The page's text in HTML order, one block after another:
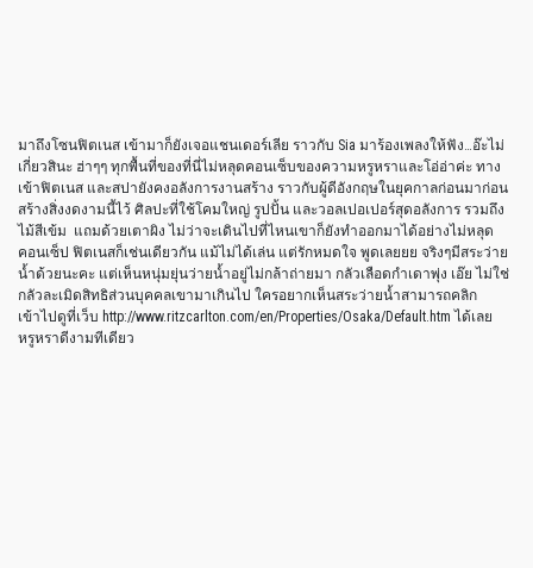
มาถึงโซนฟิตเนส เข้ามาก็ยังเจอแชนเดอร์เลีย ราวกับ Sia มาร้องเพลงให้ฟัง…อ๊ะไม่
เกี่ยวสินะ ฮ่าๆๆ ทุกพื้นที่ของที่นี่ไม่หลุดคอนเซ็บของความหรูหราและโอ่อ่าค่ะ ทาง
เข้าฟิตเนส และสปายังคงอลังการงานสร้าง ราวกับผู้ดีอังกฤษในยุคกาลก่อนมาก่อน
สร้างสิ่งงดงามนี้ไว้ ศิลปะที่ใช้โคมใหญ่ รูปปั้น และวอลเปอเปอร์สุดอลังการ รวมถึง
ไม้สีเข้ม แถมด้วยเตาผิง ไม่ว่าจะเดินไปที่ไหนเขาก็ยังทำออกมาได้อย่างไม่หลุด
คอนเซ็ป ฟิตเนสก็เช่นเดียวกัน แม้ไม่ได้เล่น แต่รักหมดใจ พูดเลยยย จริงๆมีสระว่าย
น้ำด้วยนะคะ แต่เห็นหนุ่มยุ่นว่ายน้ำอยู่ไม่กล้าถ่ายมา กลัวเลือดกำเดาพุ่ง เอ๊ย ไม่ใช่
กลัวละเมิดสิทธิส่วนบุคคลเขามาเกินไป ใครอยากเห็นสระว่ายน้ำสามารถคลิก
เข้าไปดูที่เว็บ http://www.ritzcarlton.com/en/Properties/Osaka/Default.htm ได้เลย
หรูหราดีงามทีเดียว